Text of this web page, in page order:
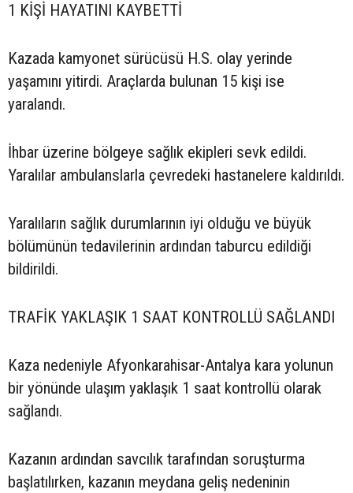
1 KİŞİ HAYATINI KAYBETTİ
Kazada kamyonet sürücüsü H.S. olay yerinde
yaşamını yitirdi. Araçlarda bulunan 15 kişi ise
yaralandı.
İhbar üzerine bölgeye sağlık ekipleri sevk edildi.
Yaralılar ambulanslarla çevredeki hastanelere kaldırıldı.
Yaralıların sağlık durumlarının iyi olduğu ve büyük
bölümünün tedavilerinin ardından taburcu edildiği
bildirildi.
TRAFİK YAKLAŞIK 1 SAAT KONTROLLÜ SAĞLANDI
Kaza nedeniyle Afyonkarahisar-Antalya kara yolunun
bir yönünde ulaşım yaklaşık 1 saat kontrollü olarak
sağlandı.
Kazanın ardından savcılık tarafından soruşturma
başlatılırken, kazanın meydana geliş nedeninin